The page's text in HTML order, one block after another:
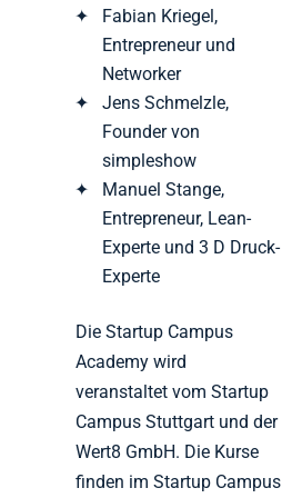
Fabian Kriegel,
Entrepreneur und
Networker
Jens Schmelzle,
Founder von
simpleshow
Manuel Stange,
Entrepreneur, Lean-
Experte und 3 D Druck-
Experte
Die Startup Campus
Academy wird
veranstaltet vom Startup
Campus Stuttgart und der
Wert8 GmbH. Die Kurse
finden im Startup Campus